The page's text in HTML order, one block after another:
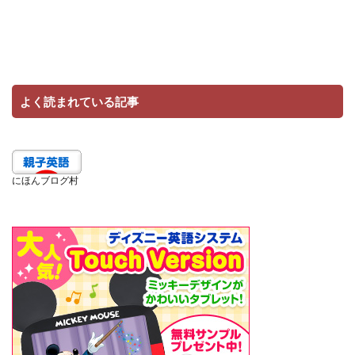
よく読まれている記事
にほんブログ村